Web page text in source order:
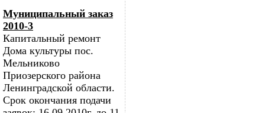
Муниципальный заказ
2010-3
Капитальный ремонт
Дома культуры пос.
Мельниково
Приозерского района
Ленинградской области.
Срок окончания подачи